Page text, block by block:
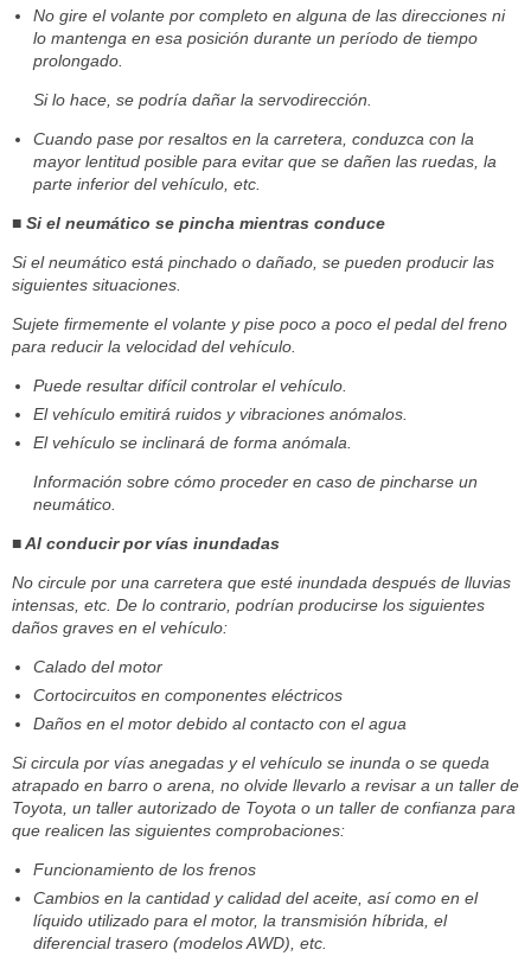
No gire el volante por completo en alguna de las direcciones ni
lo mantenga en esa posición durante un período de tiempo
prolongado.
Si lo hace, se podría dañar la servodirección.
Cuando pase por resaltos en la carretera, conduzca con la
mayor lentitud posible para evitar que se dañen las ruedas, la
parte inferior del vehículo, etc.
■ Si el neumático se pincha mientras conduce
Si el neumático está pinchado o dañado, se pueden producir las
siguientes situaciones.
Sujete firmemente el volante y pise poco a poco el pedal del freno
para reducir la velocidad del vehículo.
Puede resultar difícil controlar el vehículo.
El vehículo emitirá ruidos y vibraciones anómalos.
El vehículo se inclinará de forma anómala.
Información sobre cómo proceder en caso de pincharse un
neumático.
■ Al conducir por vías inundadas
No circule por una carretera que esté inundada después de lluvias
intensas, etc. De lo contrario, podrían producirse los siguientes
daños graves en el vehículo:
Calado del motor
Cortocircuitos en componentes eléctricos
Daños en el motor debido al contacto con el agua
Si circula por vías anegadas y el vehículo se inunda o se queda
atrapado en barro o arena, no olvide llevarlo a revisar a un taller de
Toyota, un taller autorizado de Toyota o un taller de confianza para
que realicen las siguientes comprobaciones:
Funcionamiento de los frenos
Cambios en la cantidad y calidad del aceite, así como en el
líquido utilizado para el motor, la transmisión híbrida, el
diferencial trasero (modelos AWD), etc.